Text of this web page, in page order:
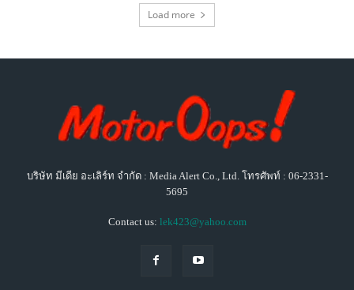
Load more
บริษัท มีเดีย อะเลิร์ท จำกัด : Media Alert Co., Ltd. โทรศัพท์ : 06-2331-
5695
Contact us: lek423@yahoo.com